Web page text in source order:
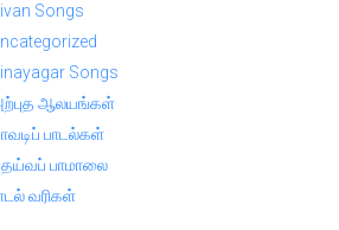
Songs
Songs
ஆலயங்கள்
பாடல்கள்
பாமாலை
வரிகள்